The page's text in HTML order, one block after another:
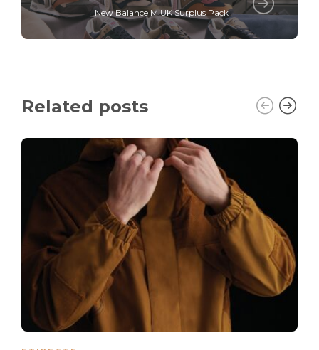
New Balance MiUK Surplus Pack
Related posts